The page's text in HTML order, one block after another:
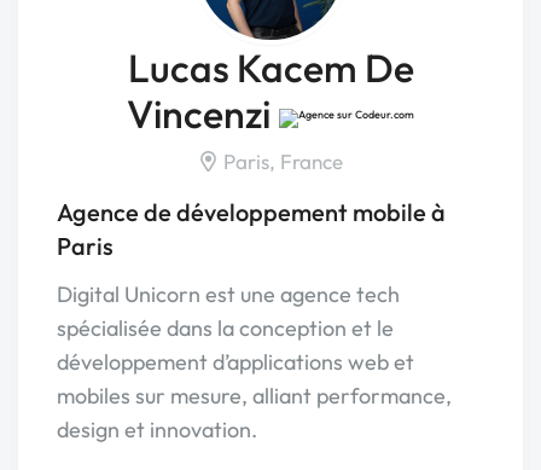
Lucas Kacem De
Vincenzi
Paris, France
Agence de développement mobile à
Paris
Digital Unicorn est une agence tech
spécialisée dans la conception et le
développement d’applications web et
mobiles sur mesure, alliant performance,
design et innovation.